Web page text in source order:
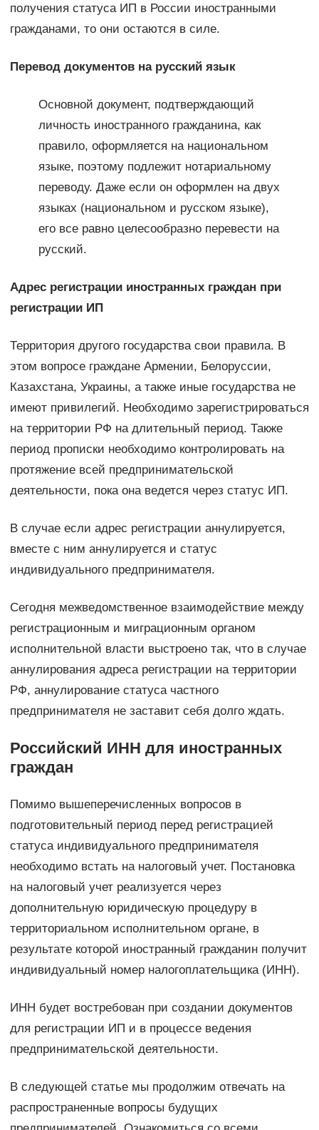
получения статуса ИП в России иностранными
гражданами, то они остаются в силе.
Перевод документов на русский язык
Основной документ, подтверждающий
личность иностранного гражданина, как
правило, оформляется на национальном
языке, поэтому подлежит нотариальному
переводу. Даже если он оформлен на двух
языках (национальном и русском языке),
его все равно целесообразно перевести на
русский.
Адрес регистрации иностранных граждан при
регистрации ИП
Территория другого государства свои правила. В
этом вопросе граждане Армении, Белоруссии,
Казахстана, Украины, а также иные государства не
имеют привилегий. Необходимо зарегистрироваться
на территории РФ на длительный период. Также
период прописки необходимо контролировать на
протяжение всей предпринимательской
деятельности, пока она ведется через статус ИП.
В случае если адрес регистрации аннулируется,
вместе с ним аннулируется и статус
индивидуального предпринимателя.
Сегодня межведомственное взаимодействие между
регистрационным и миграционным органом
исполнительной власти выстроено так, что в случае
аннулирования адреса регистрации на территории
РФ, аннулирование статуса частного
предпринимателя не заставит себя долго ждать.
Российский ИНН для иностранных
граждан
Помимо вышеперечисленных вопросов в
подготовительный период перед регистрацией
статуса индивидуального предпринимателя
необходимо встать на налоговый учет. Постановка
на налоговый учет реализуется через
дополнительную юридическую процедуру в
территориальном исполнительном органе, в
результате которой иностранный гражданин получит
индивидуальный номер налогоплательщика (ИНН).
ИНН будет востребован при создании документов
для регистрации ИП и в процессе ведения
предпринимательской деятельности.
В следующей статье мы продолжим отвечать на
распространенные вопросы будущих